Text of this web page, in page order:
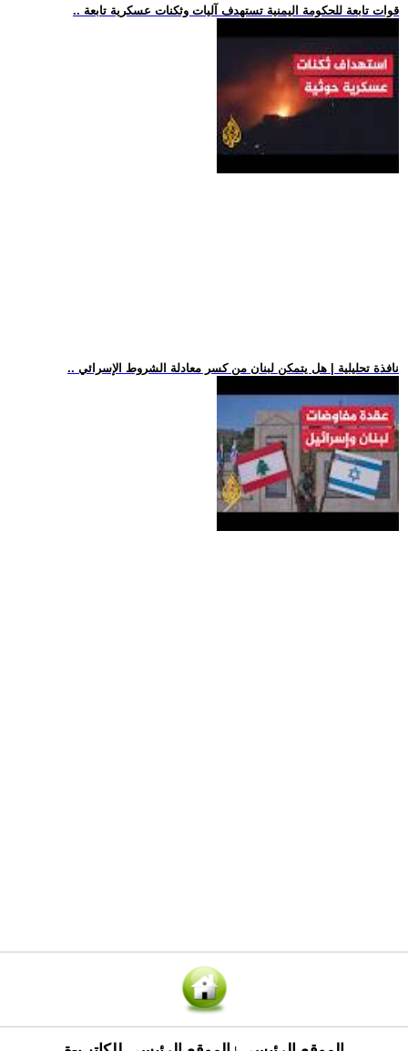
.. قوات تابعة للحكومة اليمنية تستهدف آليات وثكنات عسكرية تابعة
.. نافذة تحليلية | هل يتمكن لبنان من كسر معادلة الشروط الإسرائي